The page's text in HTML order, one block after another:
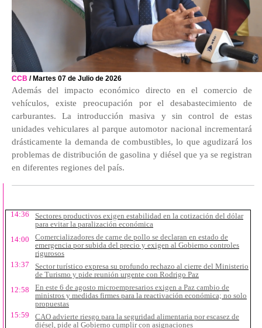
CCB / Martes 07 de Julio de 2026
Además del impacto económico directo en el comercio de
vehículos, existe preocupación por el desabastecimiento de
carburantes. La introducción masiva y sin control de estas
unidades vehiculares al parque automotor nacional incrementará
drásticamente la demanda de combustibles, lo que agudizará los
problemas de distribución de gasolina y diésel que ya se registran
en diferentes regiones del país.
14:36
Sectores productivos exigen estabilidad en la cotización del dólar
para evitar la paralización económica
14:00
Comercializadores de carne de pollo se declaran en estado de
emergencia por subida del precio y exigen al Gobierno controles
rigurosos
13:37
Sector turístico expresa su profundo rechazo al cierre del Ministerio
de Turismo y pide reunión urgente con Rodrigo Paz
12:58
En este 6 de agosto microempresarios exigen a Paz cambio de
ministros y medidas firmes para la reactivación económica; no solo
propuestas
15:59
CAO advierte riesgo para la seguridad alimentaria por escasez de
diésel, pide al Gobierno cumplir con asignaciones